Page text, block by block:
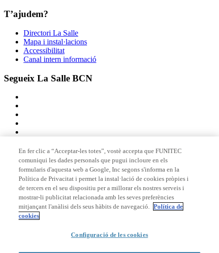
T’ajudem?
Directori La Salle
Mapa i instal·lacions
Accessibilitat
Canal intern informació
Segueix La Salle BCN
Membre de
Acreditacions
© 2026 La Salle Campus Barcelona - URL |Avís legal
En fer clic a “Acceptar-les totes”, vostè accepta que FUNITEC
comuniqui les dades personals que pugui incloure en els
formularis d'aquesta web a Google, Inc segons s'informa en la
Política de Privacitat i permet la instal·lació de cookies pròpies i
de tercers en el seu dispositiu per a millorar els nostres serveis i
mostrar-li publicitat relacionada amb les seves preferències
mitjançant l'anàlisi dels seus hàbits de navegació. Política de
cookies
Configuració de les cookies